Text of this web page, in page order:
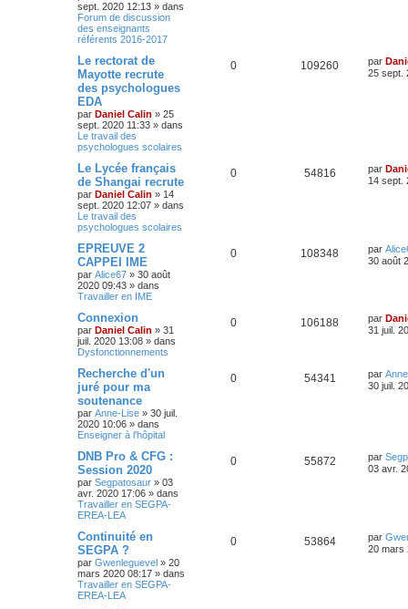
sept. 2020 12:13 » dans
Forum de discussion
des enseignants
référents 2016-2017
Le rectorat de
Mayotte recrute
des psychologues
EDA
par Daniel Calin » 25
sept. 2020 11:33 » dans
Le travail des
psychologues scolaires
0 109260 par
25 sept.
Le Lycée français
de Shangai recrute
par Daniel Calin » 14
sept. 2020 12:07 » dans
Le travail des
psychologues scolaires
0 54816 par
14 sept.
EPREUVE 2
CAPPEI IME
par Alice67 » 30 août
2020 09:43 » dans
Travailler en IME
0 108348 par
30 août
Connexion
par Daniel Calin » 31
juil. 2020 13:08 » dans
Dysfonctionnements
0 106188 par
31 juil.
Recherche d'un
juré pour ma
soutenance
par Anne-Lise » 30 juil.
2020 10:06 » dans
Enseigner à l'hôpital
0 54341 par
30 juil.
DNB Pro & CFG :
Session 2020
par Segpatosaur » 03
avr. 2020 17:06 » dans
Travailler en SEGPA-
EREA-LEA
0 55872 par
03 avr.
Continuité en
SEGPA ?
par Gwenleguevel » 20
mars 2020 08:17 » dans
Travailler en SEGPA-
EREA-LEA
0 53864 par
20 mars